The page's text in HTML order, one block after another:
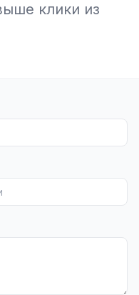
клики из